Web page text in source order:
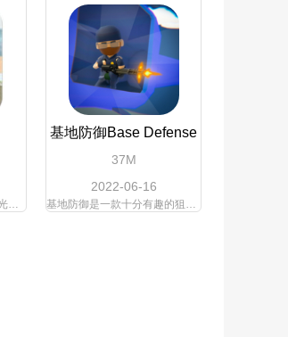
坦克世界闪击战app是由星光下载站收集于官网最新发布版本,坦克世界闪击战是一款射击类的游戏，游戏中的主要角色坦克，玩家在游戏中将化身为一名十分厉害的坦克手，你需要在战场上和队友密切的配合，将面前的敌人统统的消灭掉，游戏中有很
基地防御Base Defense
37M
2022-06-16
基地防御是一款十分有趣的狙击防御射击类手游，在这款游戏种玩家将在基地的高处架设狙击步枪，瞄准基地的外部防线，消灭所有想要入侵基地的敌人，游戏玩法真实有趣，不断闯关获得金币奖励，用金币解锁更多的枪械武器，游戏内容丰富，感兴趣的朋友就快来下载基地防御官方版体验吧！